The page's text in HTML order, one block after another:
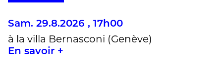
Sam. 29.8.2026 , 17h00
à la villa Bernasconi (Genève)
En savoir +